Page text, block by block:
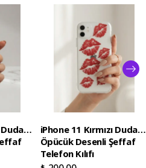
Dudak /
iPhone 11 Kırmızı Dudak /
Öpücük Desenli Şeffaf
Telefon Kılıfı